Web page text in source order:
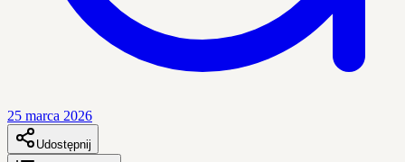
25 marca 2026
Udostępnij